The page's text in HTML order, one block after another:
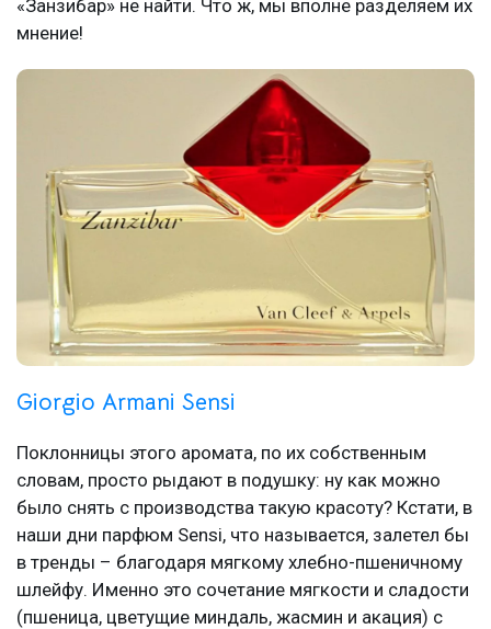
«Занзибар» не найти. Что ж, мы вполне разделяем их
мнение!
Giorgio Armani Sensi
Поклонницы этого аромата, по их собственным
словам, просто рыдают в подушку: ну как можно
было снять с производства такую красоту? Кстати, в
наши дни парфюм Sensi, что называется, залетел бы
в тренды – благодаря мягкому хлебно-пшеничному
шлейфу. Именно это сочетание мягкости и сладости
(пшеница, цветущие миндаль, жасмин и акация) с